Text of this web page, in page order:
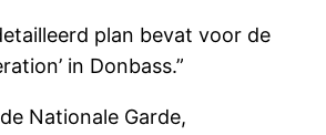
plan bevat voor de
in Donbass.”
Nationale Garde,